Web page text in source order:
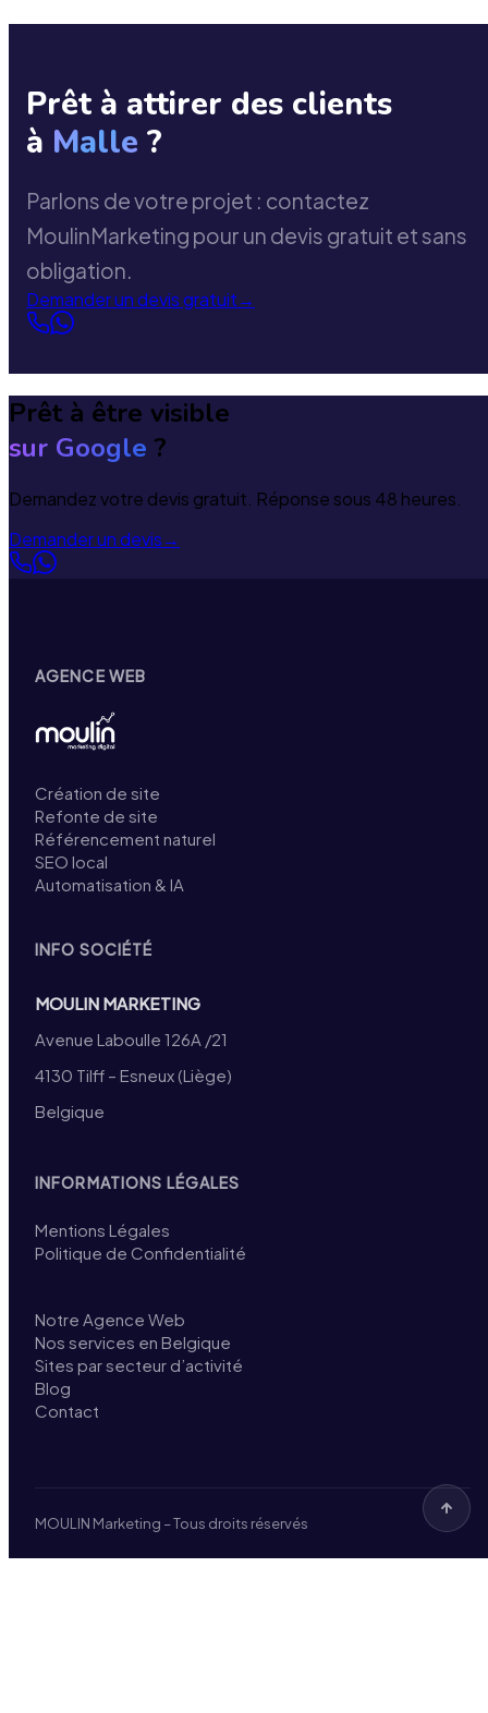
Prêt à attirer des clients
à Malle ?
Parlons de votre projet : contactez
MoulinMarketing pour un devis gratuit et sans
obligation.
Demander un devis gratuit→
Prêt à être visible
sur Google ?
Demandez votre devis gratuit. Réponse sous 48 heures.
Demander un devis→
AGENCE WEB
Création de site
Refonte de site
Référencement naturel
SEO local
Automatisation & IA
INFO SOCIÉTÉ
MOULIN MARKETING
Avenue Laboulle 126A /21
4130 Tilff – Esneux (Liège)
Belgique
INFORMATIONS LÉGALES
Mentions Légales
Politique de Confidentialité
Notre Agence Web
Nos services en Belgique
Sites par secteur d’activité
Blog
Contact
MOULIN Marketing – Tous droits réservés